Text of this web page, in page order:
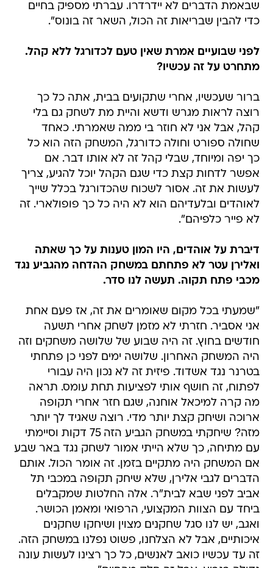
שבאמת הדברים לא יידרדרו. עברתי מספיק בחיים
כדי להבין שבריאות זה הכול, השאר זה בונוס".
לפני שבועיים אמרת שאין טעם לכדורגל ללא קהל.
מתחרט על זה עכשיו?
ברור שעכשיו, אחרי שתקועים בבית, אתה כל כך
רוצה לראות מגרש ודשא והיית מת לשחק גם בלי
קהל, אבל אני לא חוזר בי ממה שאמרתי. כאחד
שחולה ספורט וחולה כדורגל, המשחק הזה הוא כל
כך יפה ומיוחד, שבלי קהל זה לא אותו דבר. אם
אפשר לדחות קצת כדי שגם הקהל יוכל להגיע, צריך
לעשות את זה. אסור לשכוח שהכדורגל בכלל שייך
לאוהדים ובלעדיהם הוא לא היה כל כך פופולארי. זה
לא פייר כלפיהם".
דיברת על אוהדים, היו המון טענות על כך שאתה
ואלירן עטר לא פתחתם במשחק ההדחה מהגביע נגד
מכבי פתח תקוה. תעשה לנו סדר.
"שמעתי בכל מקום שאומרים את זה, אז פעם אחת
אני אסביר. חזרתי לא מזמן לשחק אחרי תשעה
חודשים בחוץ. זה היה שבוע של שלושה משחקים וזה
היה המשחק האחרון. שלושה ימים לפני כן פתחתי
בטרנר נגד אשדוד. פיזית זה לא נכון היה עבורי
לפתוח, זה חושף אותי לפציעות תחת עומס. תראה
מה קרה למיכאל אוחנה, שגם חזר אחרי תקופה
ארוכה ושיחק קצת יותר מדי. רוצה שאגיד לך יותר
מזה? שיחקתי במשחק הגביע הזה 75 דקות וסיימתי
עם מתיחה, כך שלא הייתי אמור לשחק נגד באר שבע
אם המשחק היה מתקיים בזמן. זה אומר הכול. אותם
הדברים לגבי אלירן, שלא שיחק תקופה במכבי תל
אביב לפני שבא לבית"ר. אלה החלטות שמקבלים
ביחד עם הצוות המקצועי, הרפואי ומאמן הכושר.
ואגב, יש לנו סגל שחקנים מצוין ושיחקו שחקנים
איכותיים, אבל לא הצלחנו, פשוט נפלנו במשחק הזה.
זה עד עכשיו כואב לאנשים, כל כך רצינו לעשות עונה